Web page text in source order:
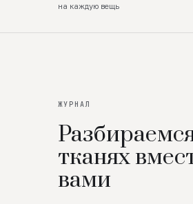
на каждую вещь
ЖУРНАЛ
тканях
вами